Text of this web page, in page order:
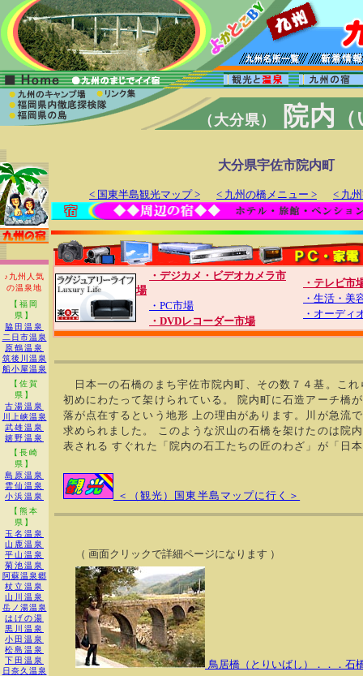
（大分県） 院内
♪九州人気
の温泉地
【福岡
県】
脇田温泉
二日市温泉
原鶴温泉
筑後川温泉
船小屋温泉
【佐賀
県】
古湯温泉
川上峡温泉
武雄温泉
嬉野温泉
【長崎
県】
島原温泉
雲仙温泉
小浜温泉
【熊本
県】
玉名温泉
山鹿温泉
平山温泉
菊池温泉
阿蘇温泉郷
杖立温泉
山川温泉
岳ノ湯温泉
はげの湯
黒川温泉
小田温泉
松島温泉
下田温泉
日奈久温泉
大分県宇佐市院内町
< 国東半島観光マップ > < 九州の橋メニュー > < 九
・デジカメ・ビデオカメラ市
場
・PC市場
・DVDレコーダー市場
・テレビ市
・生活・美
・オーディ
日本一の石橋のまち宇佐市院内町、その数７４基。こ
初めにわたって架けられている。 院内町に石造アーチ橋
落が点在するという地形 上の理由があります。川が急流
求められました。 このような沢山の石橋を架けたのは院
表される すぐれた「院内の石工たちの匠のわざ」が「日
＜（観光）国東半島マップに行く＞
（ 画面クリックで詳細ページになります ）
鳥居橋（とりいばし）．．．石